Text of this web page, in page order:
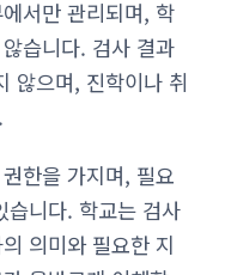
서만 관리되며, 학
습니다. 검사 결과
않으며, 진학이나 취
한을 가지며, 필요
습니다. 학교는 검사
의미와 필요한 지